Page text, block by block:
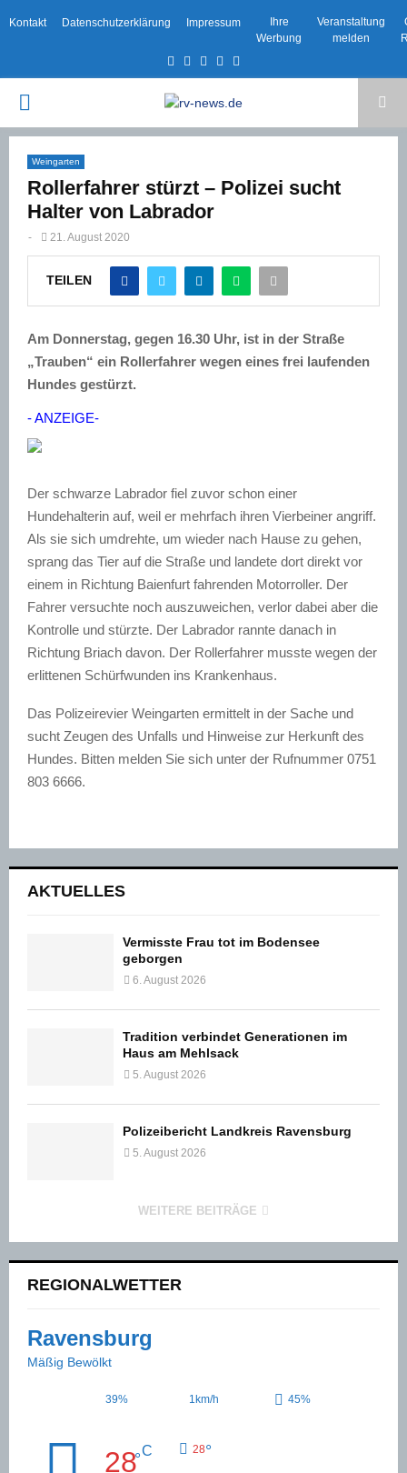
Kontakt Datenschutzerklärung Impressum
Ihre
Werbung
Veranstaltung
melden
Facebook
TwitterInstagram
Email
PRIMARY
MENU
Weingarten
Rollerfahrer stürzt – Polizei sucht
Halter von Labrador
- 21. August 2020
TEILEN
Am Donnerstag, gegen 16.30 Uhr, ist in der Straße
„Trauben“ ein Rollerfahrer wegen eines frei laufenden
Hundes gestürzt.
- ANZEIGE-
Der schwarze Labrador fiel zuvor schon einer
Hundehalterin auf, weil er mehrfach ihren Vierbeiner angriff.
Als sie sich umdrehte, um wieder nach Hause zu gehen,
sprang das Tier auf die Straße und landete dort direkt vor
einem in Richtung Baienfurt fahrenden Motorroller. Der
Fahrer versuchte noch auszuweichen, verlor dabei aber die
Kontrolle und stürzte. Der Labrador rannte danach in
Richtung Briach davon. Der Rollerfahrer musste wegen der
erlittenen Schürfwunden ins Krankenhaus.
Das Polizeirevier Weingarten ermittelt in der Sache und
sucht Zeugen des Unfalls und Hinweise zur Herkunft des
Hundes. Bitten melden Sie sich unter der Rufnummer 0751
803 6666.
AKTUELLES
Vermisste Frau tot im Bodensee
geborgen
6. August 2026
Tradition verbindet Generationen im
Haus am Mehlsack
5. August 2026
Polizeibericht Landkreis Ravensburg
5. August 2026
WEITERE BEITRÄGE
REGIONALWETTER
Ravensburg
Mäßig Bewölkt
39% 1km/h 45%
28°C 28°